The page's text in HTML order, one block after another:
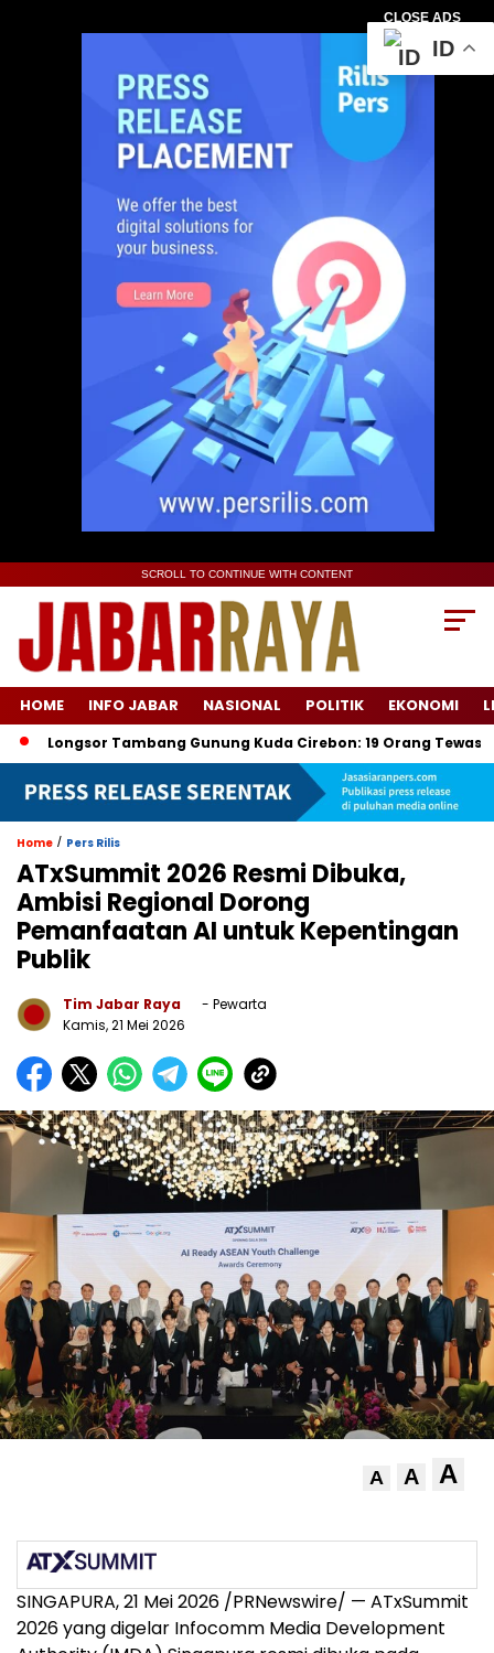
CLOSE ADS
SCROLL TO CONTINUE WITH CONTENT
HOME INFO JABAR NASIONAL POLITIK EKONOMI
Longsor Tambang Gunung Kuda Cirebon: 19 Orang Tewas,
Home / Pers Rilis
ATxSummit 2026 Resmi Dibuka,
Ambisi Regional Dorong
Pemanfaatan AI untuk Kepentingan
Publik
Tim Jabar Raya
- Pewarta
Kamis, 21 Mei 2026
A A A
SINGAPURA, 21 Mei 2026 /PRNewswire/ — ATxSummit
2026 yang digelar Infocomm Media Development
ID